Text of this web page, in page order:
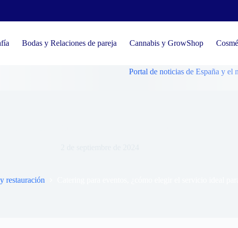
Bodas y Relaciones de pareja Cannabis y GrowShop
Portal de noticias de España y el mundo,
restauración